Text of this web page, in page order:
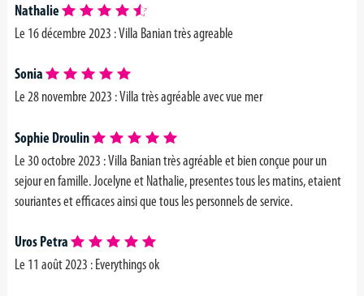
Nathalie
Le 16 décembre 2023 : Villa Banian très agreable
Sonia
Le 28 novembre 2023 : Villa très agréable avec vue mer
Sophie Droulin
Le 30 octobre 2023 : Villa Banian très agréable et bien conçue pour un
sejour en famille. Jocelyne et Nathalie, presentes tous les matins, etaient
souriantes et efficaces ainsi que tous les personnels de service.
Uros Petra
Le 11 août 2023 : Everythings ok